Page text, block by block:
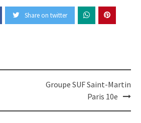
Share on twitter
Groupe SUF Saint-Martin
Paris 10e